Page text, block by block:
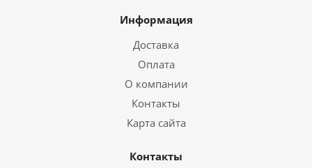
Информация
Доставка
Оплата
О компании
Контакты
Карта сайта
Контакты